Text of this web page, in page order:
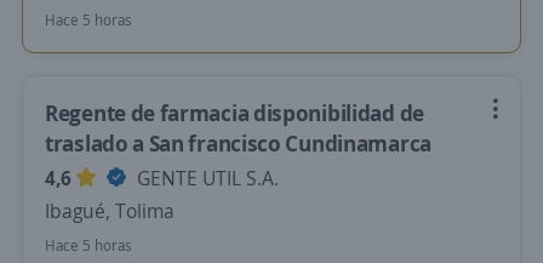
Hace 5 horas
Regente de farmacia disponibilidad de
traslado a San francisco Cundinamarca
4,6
GENTE UTIL S.A.
Ibagué, Tolima
Hace 5 horas